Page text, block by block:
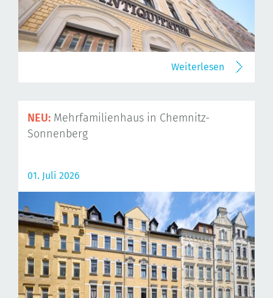
Weiterlesen
NEU: Mehrfamilienhaus in Chemnitz-
Sonnenberg
01. Juli 2026